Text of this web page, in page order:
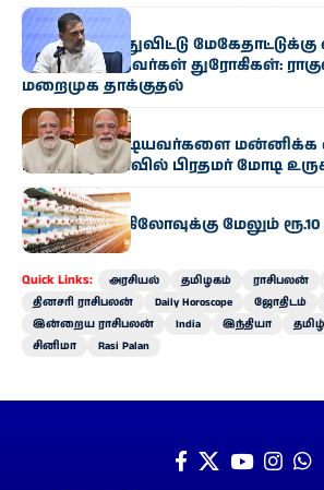
இந்தியா
தமிழகம் வந்துவிட்டு மேகேதாட்டுக்கு
தெரிவிக்காதவர்கள் துரோகிகள்:
மறைமுக தாக்குதல்
இந்தியா
“என்னை திட்டியவர்களை மன்னிக்க
புதிய வீடியோவில் பிரதமர் மோடி
தமிழகம்
நூல் விலை கிலோவுக்கு மேலும் ரூ.10
Quick Links: அரசியல் தமிழகம் ராசிபலன்
தினசரி ராசிபலன்
Daily Horoscope ஜோதிடம்
இன்றைய ராசிபலன்
India இந்தியா
சினிமா
Rasi Palan